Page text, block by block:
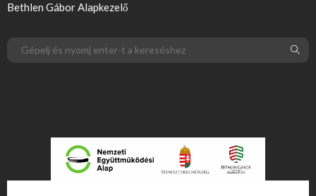
Bethlen Gábor Alapkezelő